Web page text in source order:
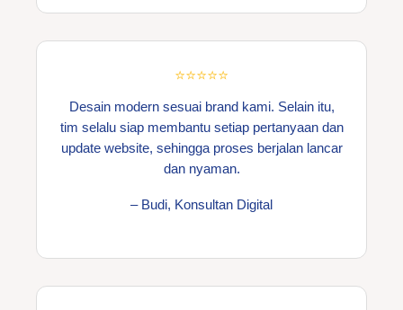
⭐⭐⭐⭐⭐
Desain modern sesuai brand kami. Selain itu,
tim selalu siap membantu setiap pertanyaan dan
update website, sehingga proses berjalan lancar
dan nyaman.
– Budi, Konsultan Digital